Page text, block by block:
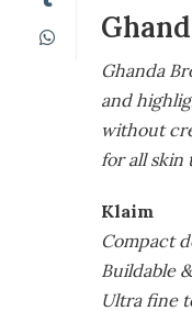
Ghanda
and
without
for all skin
Klaim
Compact
Buildable
Ultra fine